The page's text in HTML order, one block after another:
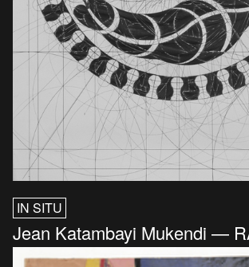
IN SITU
Jean Katambayi Mukendi —